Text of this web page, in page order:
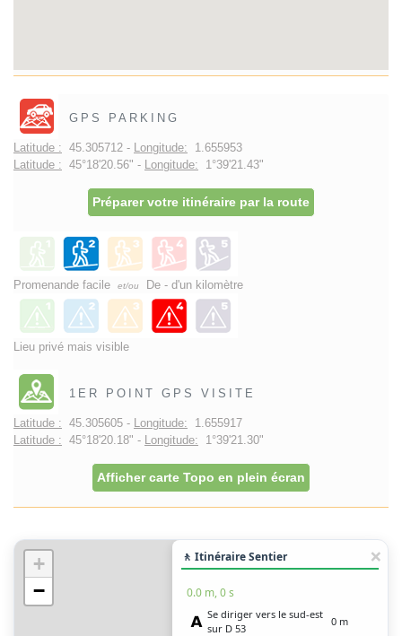
GPS PARKING
Latitude : 45.305712 - Longitude: 1.655953
Latitude : 45°18'20.56" - Longitude: 1°39'21.43"
Préparer votre itinéraire par la route
Promenande facile et/ou De - d'un kilomètre
Lieu privé mais visible
1ER POINT GPS VISITE
Latitude : 45.305605 - Longitude: 1.655917
Latitude : 45°18'20.18" - Longitude: 1°39'21.30"
Afficher carte Topo en plein écran
+
−
🚶 Itinéraire Sentier
0.0 m, 0 s
Se diriger vers le sud-est
sur D 53
0 m